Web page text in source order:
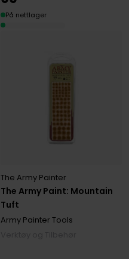
The Army Paint: Mountain
Tuft
The Army Painter
Army Painter Tools
På nettlager